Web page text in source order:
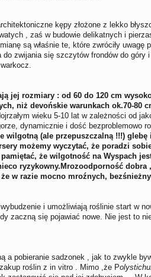
kępy złożone z lekko
, zaś w budowie delikatnych i
są właśnie te, które zwróciły uwagę
zwijania się szczytów frondów do góry
jej rozmiary : od 60 do 120 cm
niż devońskie warunkach ok.70-80
wieku 5-10 lat w zależności od
dynamicznie i dość bezproblemowo
wilgotną (ale przepuszczalną !!!) glebę
możemy wyczytać, że poradzi
że wilgotność na Wyspach
ryzykowny.Mrozoodporność dobra
w razie mocno mroźnych,
i umożliwiają roślinie start w
zaczną się pojawiać nowe. Nie jest to
a pobieranie sadzonek , jak to zwykle
roślin z in vitro . Mimo ,że P